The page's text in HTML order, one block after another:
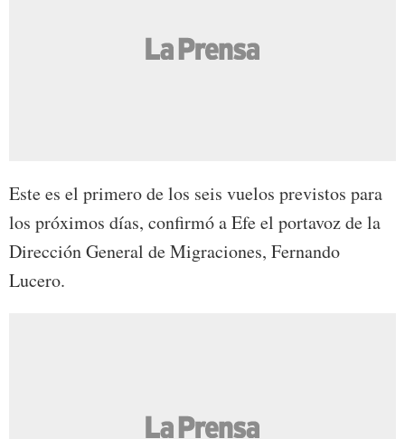
Este es el primero de los seis vuelos previstos para
los próximos días, confirmó a Efe el portavoz de la
Dirección General de Migraciones, Fernando
Lucero.